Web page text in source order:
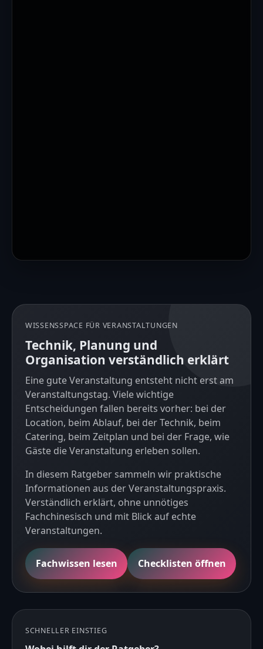
WISSENSSPACE FÜR VERANSTALTUNGEN
Technik, Planung und
Organisation verständlich erklärt
Eine gute Veranstaltung entsteht nicht erst am
Veranstaltungstag. Viele wichtige
Entscheidungen fallen bereits vorher: bei der
Location, beim Ablauf, bei der Technik, beim
Catering, beim Zeitplan und bei der Frage, wie
Gäste die Veranstaltung erleben sollen.
In diesem Ratgeber sammeln wir praktische
Informationen aus der Veranstaltungspraxis.
Verständlich erklärt, ohne unnötiges
Fachchinesisch und mit Blick auf echte
Veranstaltungen.
Fachwissen lesen Checklisten öffnen
SCHNELLER EINSTIEG